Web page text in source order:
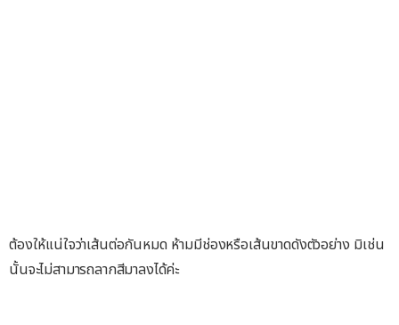
ต้องให้แน่ใจว่าเส้นต่อกันหมด ห้ามมีช่องหรือเส้นขาดดังตัวอย่าง มิเช่น
นั้นจะไม่สามารถลากสีมาลงได้ค่ะ